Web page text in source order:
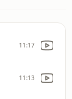
11:17
11:13